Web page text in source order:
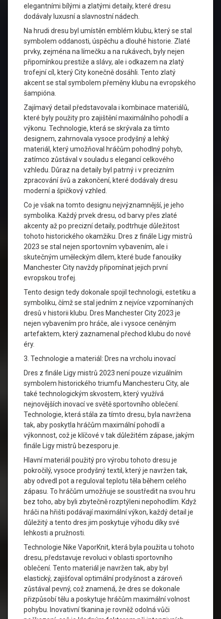
elegantními bílými a zlatými detaily, které dresu
dodávaly luxusní a slavnostní nádech.
Na hrudi dresu byl umístěn emblém klubu, který se stal
symbolem oddanosti, úspěchu a dlouhé historie. Zlaté
prvky, zejména na límečku a na rukávech, byly nejen
připomínkou prestiže a slávy, ale i odkazem na zlatý
trofejní cíl, který City konečně dosáhli. Tento zlatý
akcent se stal symbolem přeměny klubu na evropského
šampióna.
Zajímavý detail představovala i kombinace materiálů,
které byly použity pro zajištění maximálního pohodlí a
výkonu. Technologie, která se skrývala za tímto
designem, zahrnovala vysoce prodyšný a lehký
materiál, který umožňoval hráčům pohodlný pohyb,
zatímco zůstával v souladu s elegancí celkového
vzhledu. Důraz na detaily byl patrný i v precizním
zpracování švů a zakončení, které dodávaly dresu
moderní a špičkový vzhled.
Co je však na tomto designu nejvýznamnější, je jeho
symbolika. Každý prvek dresu, od barvy přes zlaté
akcenty až po precizní detaily, podtrhuje důležitost
tohoto historického okamžiku. Dres z finále Ligy mistrů
2023 se stal nejen sportovním vybavením, ale i
skutečným uměleckým dílem, které bude fanoušky
Manchester City navždy připomínat jejich první
evropskou trofej.
Tento design tedy dokonale spojil technologii, estetiku a
symboliku, čímž se stal jedním z nejvíce vzpomínaných
dresů v historii klubu. Dres Manchester City 2023 je
nejen vybavením pro hráče, ale i vysoce ceněným
artefaktem, který zaznamenal přechod klubu do nové
éry.
3. Technologie a materiál: Dres na vrcholu inovací
Dres z finále Ligy mistrů 2023 není pouze vizuálním
symbolem historického triumfu Manchesteru City, ale
také technologickým skvostem, který využívá
nejnovějších inovací ve světě sportovního oblečení.
Technologie, která stála za tímto dresu, byla navržena
tak, aby poskytla hráčům maximální pohodlí a
výkonnost, což je klíčové v tak důležitém zápase, jakým
finále Ligy mistrů bezesporu je.
Hlavní materiál použitý pro výrobu tohoto dresu je
pokročilý, vysoce prodyšný textil, který je navržen tak,
aby odvedl pot a reguloval teplotu těla během celého
zápasu. To hráčům umožňuje se soustředit na svou hru
bez toho, aby byli zbytečně rozptýleni nepohodlím. Když
hráči na hřišti podávají maximální výkon, každý detail je
důležitý a tento dres jim poskytuje výhodu díky své
lehkosti a pružnosti.
Technologie Nike VaporKnit, která byla použita u tohoto
dresu, představuje revoluci v oblasti sportovního
oblečení. Tento materiál je navržen tak, aby byl
elastický, zajišťoval optimální prodyšnost a zároveň
zůstával pevný, což znamená, že dres se dokonale
přizpůsobí tělu a poskytuje hráčům maximální volnost
pohybu. Inovativní tkanina je rovněž odolná vůči